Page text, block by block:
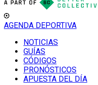
AGENDA DEPORTIVA
NOTICIAS
GUÍAS
CÓDIGOS
PRONÓSTICOS
APUESTA DEL DÍA